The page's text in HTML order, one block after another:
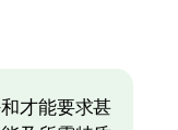
才能要求甚